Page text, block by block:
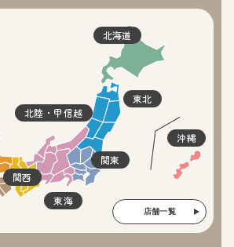
北海道
東北
関東
北陸・甲信越
東海
関西
沖縄
店舗一覧